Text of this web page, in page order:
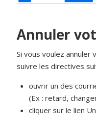
Annuler
Si vous voulez annuler
suivre les directives
ouvrir un des
(Ex : retard,
cliquer sur le lien